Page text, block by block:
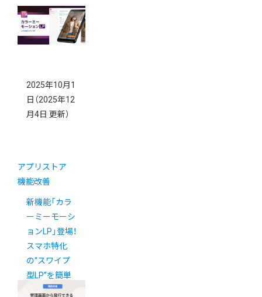
2025年10月1
日 （2025年12
月4日 更新）
アプリストア
機能改善
新機能「カラ
ーミーモーシ
ョンLP」登場！
スマホ特化
の“スワイプ
型LP”を簡単
に作成可能